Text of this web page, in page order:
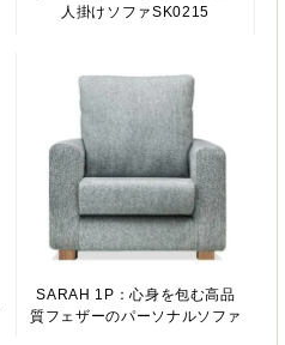
人掛けソファSK0215
SARAH 1P：心身を包む高品
質フェザーのパーソナルソファ